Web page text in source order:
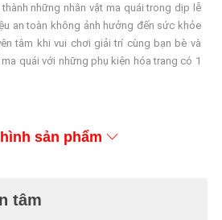
những nhân vật ma quái trong dịp lễ
an toàn không ảnh hưởng đến sức khỏe
tâm khi vui chơi giải trí cùng bạn bè và
quái với những phụ kiện hóa trang có 1
sản phẩm
tâm